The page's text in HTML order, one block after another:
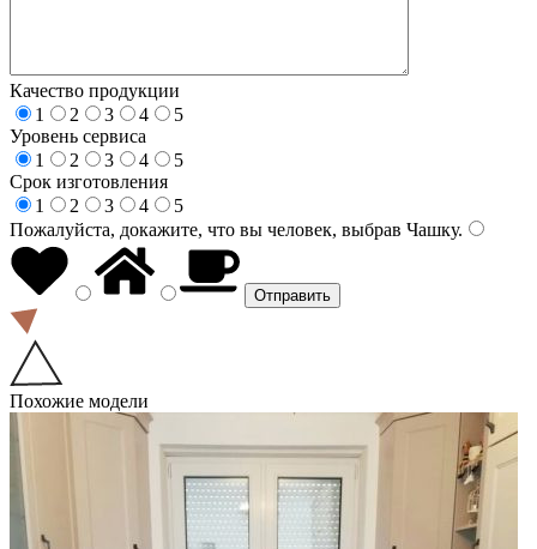
Качество продукции
1
2 3 4
5
Уровень сервиса
1
2 3 4
5
Срок изготовления
1
2 3 4
5
Пожалуйста, докажите, что вы человек, выбрав Чашку.
Похожие модели